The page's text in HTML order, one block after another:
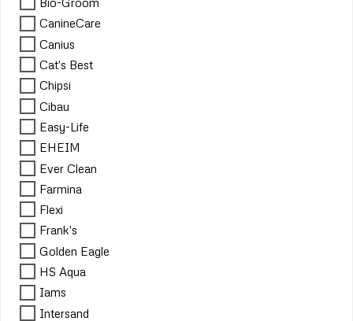
CanineCare
Canius
Cat's Best
Chipsi
Cibau
Easy-Life
EHEIM
Ever Clean
Farmina
Flexi
Frank's
Golden Eagle
HS Aqua
Iams
Intersand